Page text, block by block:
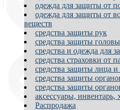
одежда для защиты от
одежда для защиты от
веществ
средства защиты рук
средства защиты
средства и одежда для
средства страховки от
средства защиты лица и
средства защиты
средства защиты
аксессуары, инвентарь,
Распродажа